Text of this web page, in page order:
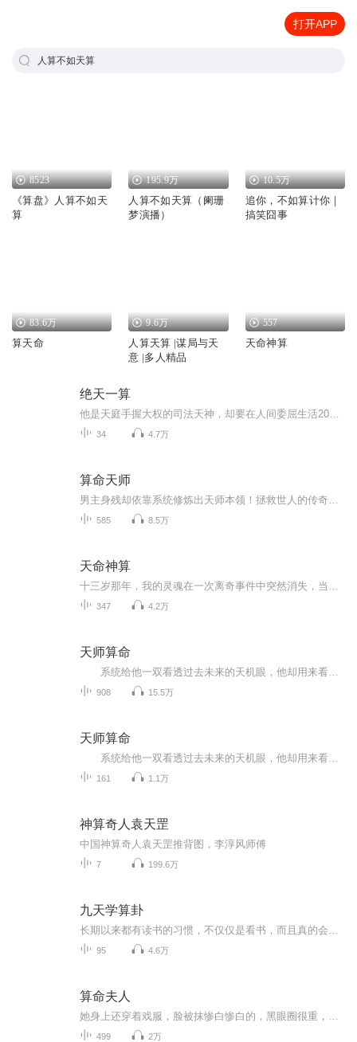
打开APP
人算不如天算
8523
《算盘》人算不如天
算
195.9万
人算不如天算（阑珊
梦演播）
10.5万
追你，不如算计你｜
搞笑囧事
83.6万
算天命
9.6万
人算天算 |谋局与天
意 |多人精品
557
天命神算
绝天一算
34 4.7万
算命天师
585 8.5万
天命神算
347 4.2万
天师算命
908 15.5万
天师算命
161 1.1万
神算奇人袁天罡
中国神算奇人袁天罡推背图，李淳风师傅
7 199.6万
九天学算卦
95 4.6万
算命夫人
499 2万